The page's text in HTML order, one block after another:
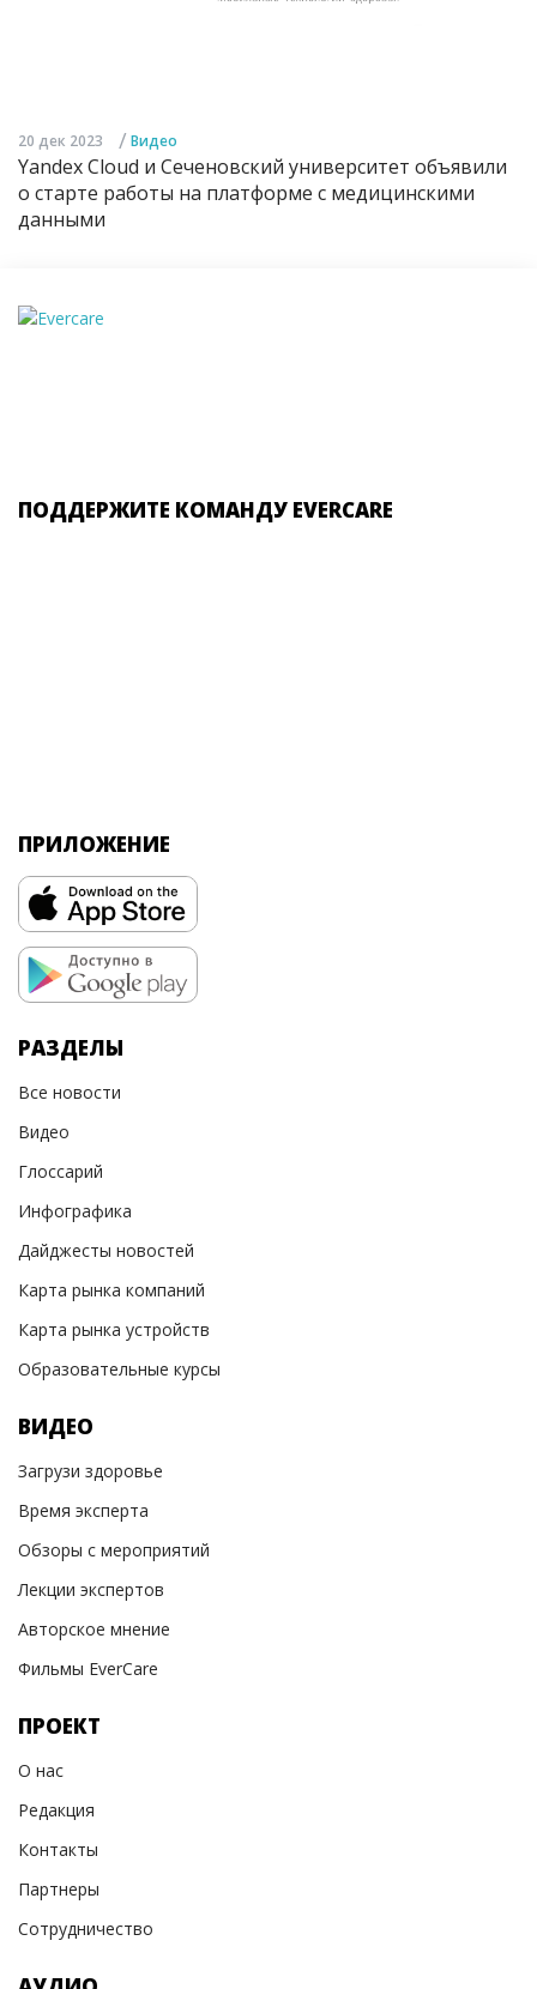
20 дек 2023 / Видео
Yandex Cloud и Сеченовский университет объявили
о старте работы на платформе с медицинскими
данными
ПОДДЕРЖИТЕ КОМАНДУ EVERCARE
ПРИЛОЖЕНИЕ
РАЗДЕЛЫ
Все новости
Видео
Глоссарий
Инфографика
Дайджесты новостей
Карта рынка компаний
Карта рынка устройств
Образовательные курсы
ВИДЕО
Загрузи здоровье
Время эксперта
Обзоры с мероприятий
Лекции экспертов
Авторское мнение
Фильмы EverCare
ПРОЕКТ
О нас
Редакция
Контакты
Партнеры
Сотрудничество